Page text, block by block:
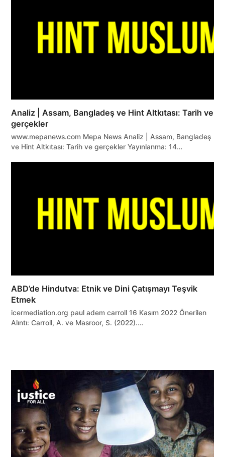
Analiz | Assam, Bangladeş ve Hint Altkıtası: Tarih ve
gerçekler
www.mepanews.com Mepa News Analiz | Assam, Bangladeş
ve Hint Altkıtası: Tarih ve gerçekler Yayınlanma: 14…
ABD’de Hindutva: Etnik ve Dini Çatışmayı Teşvik
Etmek
icermediation.org paul adem carroll 16 Kasım 2022 Önerilen
Alıntı: Carroll, A. ve Masroor, S. (2022).…